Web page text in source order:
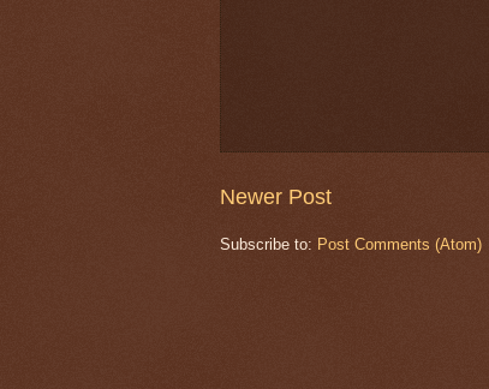
Newer Post
Subscribe to: Post Comments (Atom)